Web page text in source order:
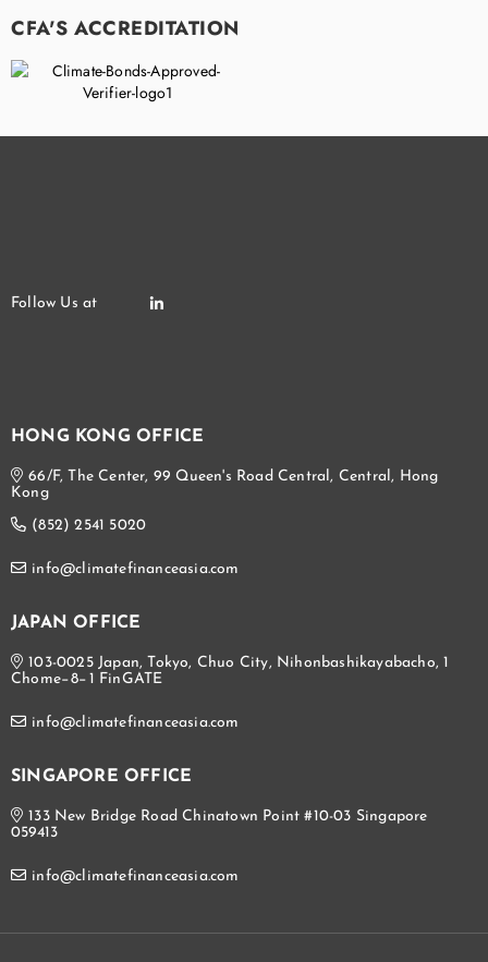
CFA'S ACCREDITATION
HONG KONG OFFICE
66/F, The Center, 99 Queen's Road Central, Central, Hong
Kong
(852) 2541 5020
info@climatefinanceasia.com
JAPAN OFFICE
103-0025 Japan, Tokyo, Chuo City, Nihonbashikayabacho, 1
Chome−8−1 FinGATE
info@climatefinanceasia.com
SINGAPORE OFFICE
133 New Bridge Road Chinatown Point #10-03 Singapore
059413
info@climatefinanceasia.com